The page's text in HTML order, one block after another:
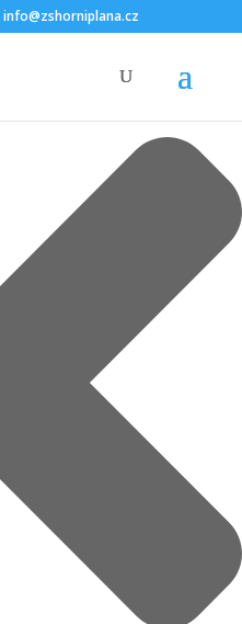
info@zshorniplana.cz